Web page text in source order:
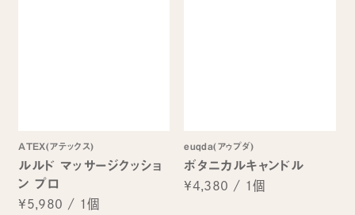
ATEX(アテックス)
ルルド マッサージクッショ
ン プロ
¥5,980 / 1個
euqda(アゥプダ)
ボタニカルキャンドル
¥4,380 / 1個